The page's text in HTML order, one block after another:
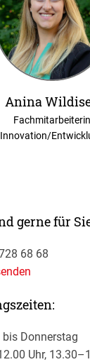
Anina
Fachmitarbeiterin
Innovation/
gerne für
68 68
Donnerstag
Uhr,